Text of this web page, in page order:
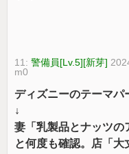
11:警備員[Lv.5][新芽]
m0
ディズニーのテーマパ
↓
妻「乳製品とナッツの
と何度も確認。店「大